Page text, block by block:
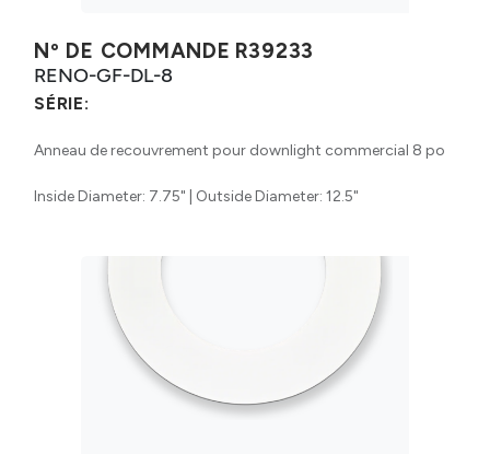
Nº DE COMMANDE R39233
RENO-GF-DL-8
SÉRIE:
Anneau de recouvrement pour downlight commercial 8 po
Inside Diameter: 7.75" | Outside Diameter: 12.5"